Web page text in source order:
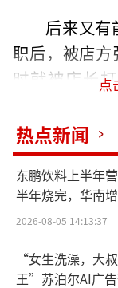
后来又有
职后，被店
时就被店长
行停职调查。
高薪招兵
是这两年霸
市场的结果。
不得不说
点
热点新闻
东鹏饮料上半年
半年烧完，华南
2026-08-05 14:13:37
“女生洗澡，大
王”苏泊尔AI广